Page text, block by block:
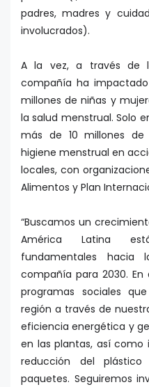
padres, madres y
involucrados).
A la vez, a través de
compañía ha
millones de niñas y
la salud menstrual. Solo
más de 10 millones
higiene menstrual en
locales, con
Alimentos y Plan
“Buscamos un
América Latina
fundamentales
compañía para 2030.
programas sociales
región a través de
eficiencia energética y
en las plantas, así como
reducción del
paquetes. Seguiremos